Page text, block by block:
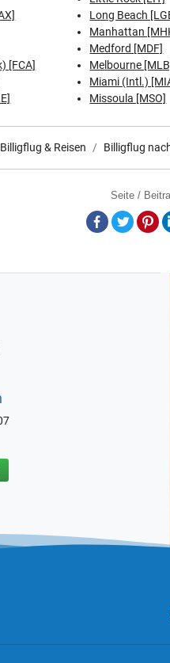
[FCA]
Long Beach
Manhattan
Medford [MDF]
Melbourne
Miami (Intl.)
Missoula [MSO]
Billigflug & Reisen Billigflug
Seite /
Facebook
Twitter